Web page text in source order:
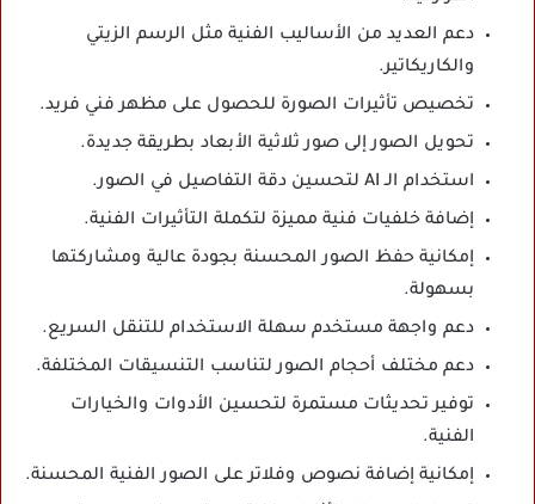
دعم العديد من الأساليب الفنية مثل الرسم الزيتي
والكاريكاتير.
تخصيص تأثيرات الصورة للحصول على مظهر فني فريد.
تحويل الصور إلى صور ثلاثية الأبعاد بطريقة جديدة.
استخدام الـ AI لتحسين دقة التفاصيل في الصور.
إضافة خلفيات فنية مميزة لتكملة التأثيرات الفنية.
إمكانية حفظ الصور المحسنة بجودة عالية ومشاركتها
بسهولة.
دعم واجهة مستخدم سهلة الاستخدام للتنقل السريع.
دعم مختلف أحجام الصور لتناسب التنسيقات المختلفة.
توفير تحديثات مستمرة لتحسين الأدوات والخيارات
الفنية.
إمكانية إضافة نصوص وفلاتر على الصور الفنية المحسنة.